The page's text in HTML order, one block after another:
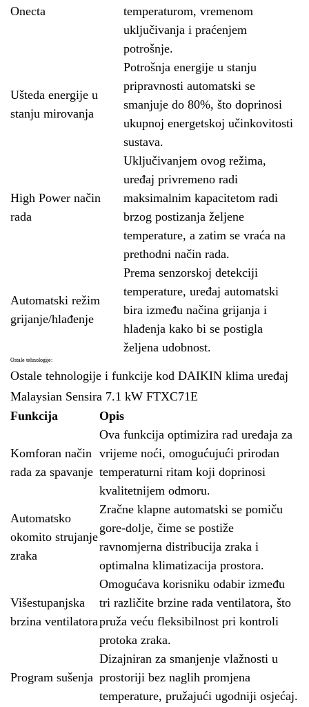
Onecta
temperaturom, vremenom
uključivanja i praćenjem
potrošnje.
Ušteda energije u
stanju mirovanja
Potrošnja energije u stanju
pripravnosti automatski se
smanjuje do 80%, što doprinosi
ukupnoj energetskoj učinkovitosti
sustava.
High Power način
rada
Uključivanjem ovog režima,
uređaj privremeno radi
maksimalnim kapacitetom radi
brzog postizanja željene
temperature, a zatim se vraća na
prethodni način rada.
Automatski režim
grijanje/hlađenje
Prema senzorskoj detekciji
temperature, uređaj automatski
bira između načina grijanja i
hlađenja kako bi se postigla
željena udobnost.
Ostale tehnologije:
Ostale tehnologije i funkcije kod DAIKIN klima uređaj
Malaysian Sensira 7.1 kW FTXC71E
Funkcija
Opis
Komforan način
rada za spavanje
Ova funkcija optimizira rad uređaja za
vrijeme noći, omogućujući prirodan
temperaturni ritam koji doprinosi
kvalitetnijem odmoru.
Automatsko
okomito strujanje
zraka
Zračne klapne automatski se pomiču
gore-dolje, čime se postiže
ravnomjerna distribucija zraka i
optimalna klimatizacija prostora.
Višestupanjska
brzina ventilatora
Omogućava korisniku odabir između
tri različite brzine rada ventilatora, što
pruža veću fleksibilnost pri kontroli
protoka zraka.
Program sušenja
Dizajniran za smanjenje vlažnosti u
prostoriji bez naglih promjena
temperature, pružajući ugodniji osjećaj.